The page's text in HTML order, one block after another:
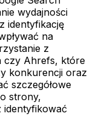
wydajności
identyfikację
na
z
czy Ahrefs, które
konkurencji oraz
szczegółowe
strony,
identyfikować